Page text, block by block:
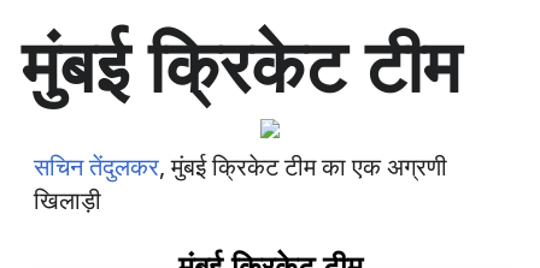
म
ग्री
मुंबई क्रिकेट टीम
सचिन तेंदुलकर, मुंबई क्रिकेट टीम का एक अग्रणी
खिलाड़ी